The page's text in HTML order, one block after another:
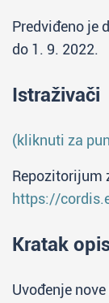
Predviđeno je
do 1. 9. 2022.
Istraživači
(kliknuti za
Repozitorijum
https://
Kratak
Uvođenje